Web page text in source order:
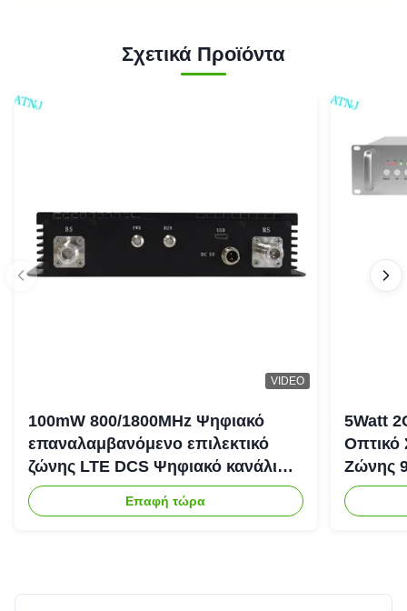
Σχετικά Προϊόντα
VIDEO
100mW 800/1800MHz Ψηφιακό
επαναλαμβανόμενο επιλεκτικό
ζώνης LTE DCS Ψηφιακό κανάλι
Επιλεκτικό επαναλαμβανόμενο
Bda Pico
Επαφή τώρα
5Watt
Οπτικό
Ζώνης